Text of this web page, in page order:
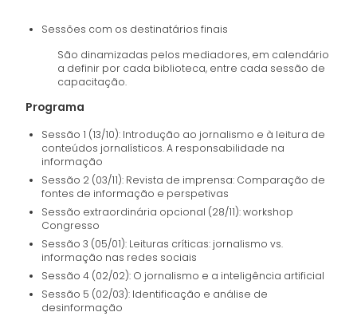
Sessões com os destinatários finais
São dinamizadas pelos mediadores, em calendário
a definir por cada biblioteca, entre cada sessão de
capacitação.
Programa
Sessão 1 (13/10): Introdução ao jornalismo e à leitura de
conteúdos jornalísticos. A responsabilidade na
informação
Sessão 2 (03/11): Revista de imprensa: Comparação de
fontes de informação e perspetivas
Sessão extraordinária opcional (28/11): workshop
Congresso
Sessão 3 (05/01): Leituras críticas: jornalismo vs.
informação nas redes sociais
Sessão 4 (02/02): O jornalismo e a inteligência artificial
Sessão 5 (02/03): Identificação e análise de
desinformação